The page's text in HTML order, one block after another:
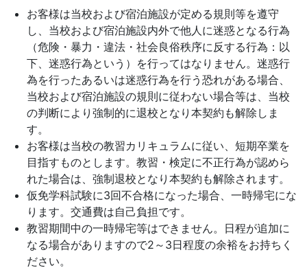
お客様は当校および宿泊施設が定める規則等を遵守
し、当校および宿泊施設内外で他人に迷惑となる行為
（危険・暴力・違法・社会良俗秩序に反する行為：以
下、迷惑行為という）を行ってはなりません。迷惑行
為を行ったあるいは迷惑行為を行う恐れがある場合、
当校および宿泊施設の規則に従わない場合等は、当校
の判断により強制的に退校となり本契約も解除しま
す。
お客様は当校の教習カリキュラムに従い、短期卒業を
目指すものとします。教習・検定に不正行為が認めら
れた場合は、強制退校となり本契約も解除されます。
仮免学科試験に3回不合格になった場合、一時帰宅にな
ります。交通費は自己負担です。
教習期間中の一時帰宅等はできません。日程が追加に
なる場合がありますので2～3日程度の余裕をお持ちく
ださい。